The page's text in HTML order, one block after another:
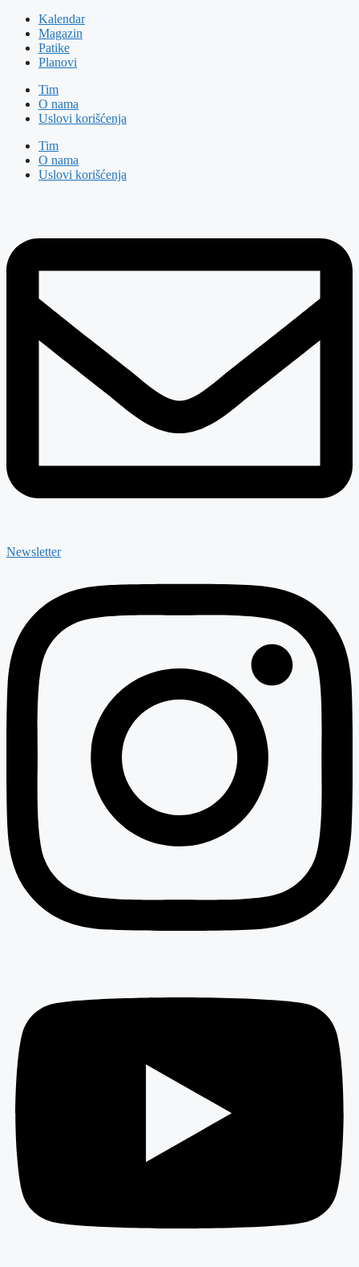
Kalendar
Magazin
Patike
Planovi
Tim
O nama
Uslovi korišćenja
Tim
O nama
Uslovi korišćenja
Newsletter